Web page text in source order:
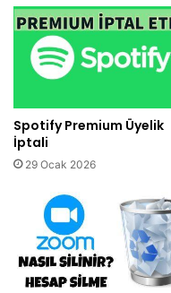
Spotify Premium Üyelik
İptali
29 Ocak 2026